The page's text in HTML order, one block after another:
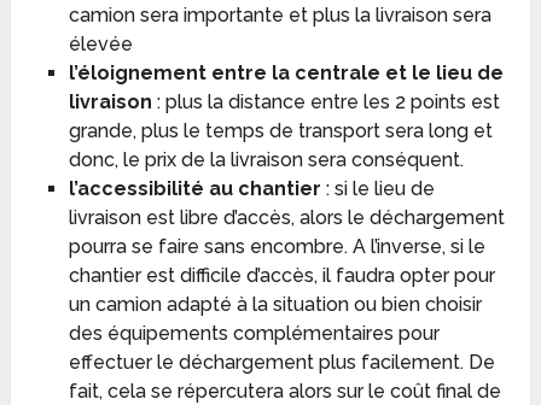
camion sera importante et plus la livraison sera
élevée
l’éloignement entre la centrale et le lieu de
livraison : plus la distance entre les 2 points est
grande, plus le temps de transport sera long et
donc, le prix de la livraison sera conséquent.
l’accessibilité au chantier : si le lieu de
livraison est libre d’accès, alors le déchargement
pourra se faire sans encombre. A l’inverse, si le
chantier est difficile d’accès, il faudra opter pour
un camion adapté à la situation ou bien choisir
des équipements complémentaires pour
effectuer le déchargement plus facilement. De
fait, cela se répercutera alors sur le coût final de